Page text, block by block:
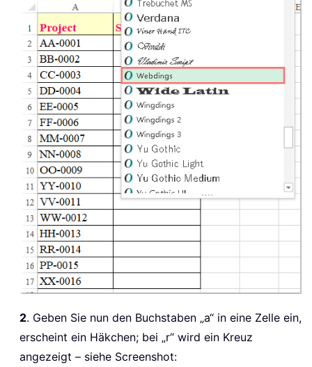
2. Geben Sie nun den Buchstaben „a“ in eine Zelle ein,
erscheint ein Häkchen; bei „r“ wird ein Kreuz
angezeigt – siehe Screenshot: